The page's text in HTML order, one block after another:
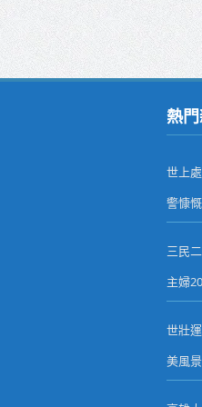
熱門
世上
警慷
三民
主婦
世壯
美風景